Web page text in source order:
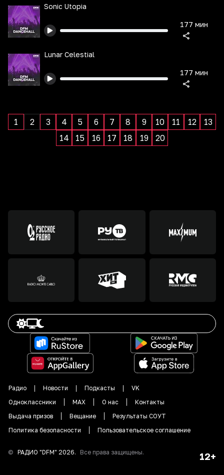
Sonic Utopia
177 мин
Lunar Celestial
177 мин
1 2 3 4 5 6 7 8 9 10 11 12
13
14
15 16 17 18 19 20
Радио Новости Подкасты
VK
Одноклассники
MAX О нас
Контакты
Выдача призов
Вещание
Результаты СОУТ
Политика безопасности
Пользовательское соглашение
© РАДИО "DFM" 2026. Все права защищены. 12+